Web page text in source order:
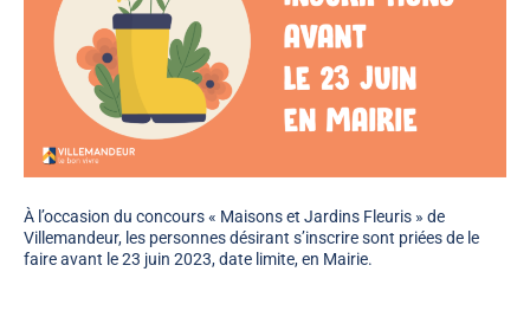
À l’occasion du concours « Maisons et Jardins Fleuris » de
Villemandeur, les personnes désirant s’inscrire sont priées de le
faire avant le 23 juin 2023, date limite, en Mairie.